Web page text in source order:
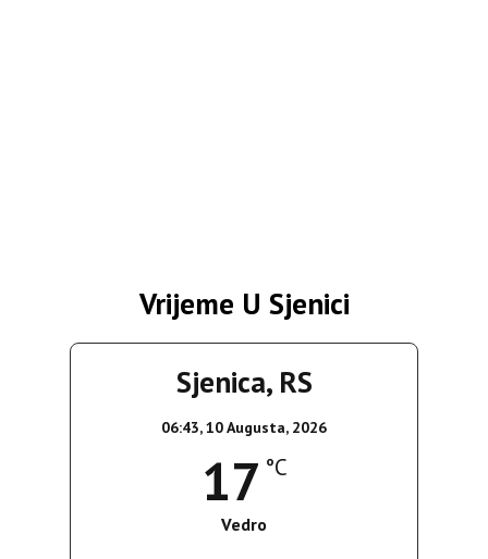
Vrijeme U Sjenici
Sjenica, RS
06:43,10 Augusta, 2026
17 °C
Vedro